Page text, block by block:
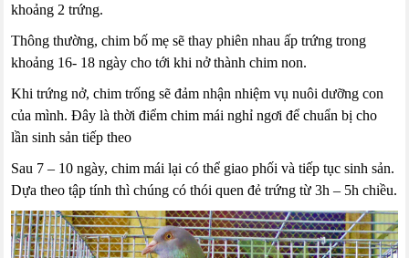
khoảng 2 trứng.
Thông thường, chim bố mẹ sẽ thay phiên nhau ấp trứng trong
khoảng 16- 18 ngày cho tới khi nở thành chim non.
Khi trứng nở, chim trống sẽ đảm nhận nhiệm vụ nuôi dưỡng con
của mình. Đây là thời điểm chim mái nghỉ ngơi để chuẩn bị cho
lần sinh sản tiếp theo
Sau 7 – 10 ngày, chim mái lại có thể giao phối và tiếp tục sinh sản.
Dựa theo tập tính thì chúng có thói quen đẻ trứng từ 3h – 5h chiều.